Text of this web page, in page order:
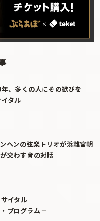
、多くの人にその歓びを
タル
ヘンの弦楽トリオが浜離宮朝
が交わす音の対話
イタル
プログラム－